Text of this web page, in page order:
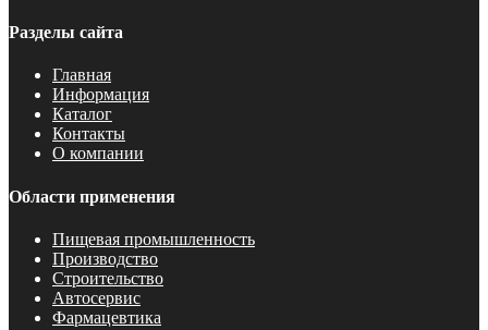
Разделы сайта
Главная
Информация
Каталог
Контакты
О компании
Области применения
Пищевая промышленность
Производство
Строительство
Автосервис
Фармацевтика